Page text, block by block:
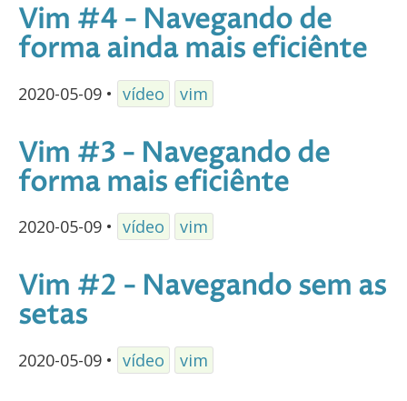
Vim #4 - Navegando de
forma ainda mais eficiênte
2020-05-09 • vídeo vim
Vim #3 - Navegando de
forma mais eficiênte
2020-05-09 • vídeo vim
Vim #2 - Navegando sem as
setas
2020-05-09 • vídeo vim